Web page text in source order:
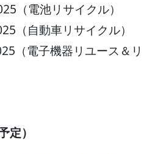
（電池リサイクル）
（自動車リサイクル）
（電子機器リユース＆リ
定）